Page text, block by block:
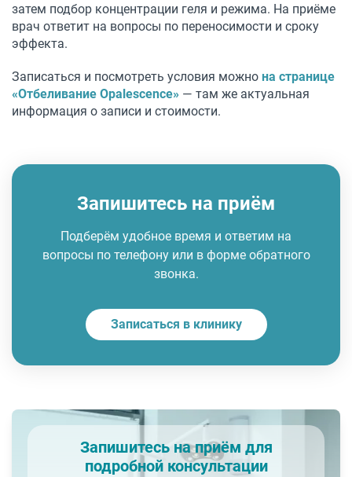
затем подбор концентрации геля и режима. На приёме
врач ответит на вопросы по переносимости и сроку
эффекта.
Записаться и посмотреть условия можно на странице
«Отбеливание Opalescence» — там же актуальная
информация о записи и стоимости.
Запишитесь на приём
Подберём удобное время и ответим на
вопросы по телефону или в форме обратного
звонка.
Записаться в клинику
Запишитесь на приём для
подробной консультации